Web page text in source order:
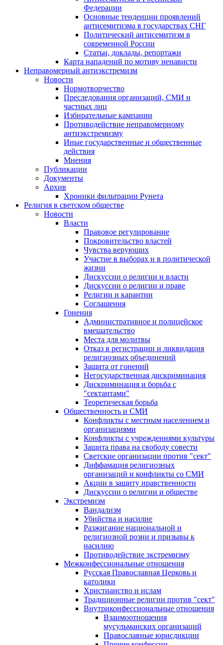
Федерации
Основные тенденции проявлений
антисемитизма в государствах СНГ
Политический антисемитизм в
современной России
Статьи, доклады, репортажи
Карта нападений по мотиву ненависти
Неправомерный антиэкстремизм
Новости
Нормотворчество
Преследования организаций, СМИ и
частных лиц
Избирательные кампании
Противодействие неправомерному
антиэкстремизму
Иные государственные и общественные
действия
Мнения
Публикации
Документы
Архив
Хроники фильтрации Рунета
Религия в светском обществе
Новости
Власти
Правовое регулирование
Покровительство властей
Чувства верующих
Участие в выборах и в политической
жизни
Дискуссии о религии и власти
Дискуссии о религии и праве
Религии и карантин
Соглашения
Гонения
Административное и полицейское
вмешательство
Места для молитвы
Отказ в регистрации и ликвидация
религиозных объединений
Защита от гонений
Негосударственная дискриминация
Дискриминация и борьба с
"сектантами"
Теоретическая борьба
Общественность и СМИ
Конфликты с местным населением и
организациями
Конфликты с учреждениями культуры
Защита права на свободу совести
Светские организации против "сект"
Диффамация религиозных
организаций и конфликты со СМИ
Акции в защиту нравственности
Дискуссии о религии и обществе
Экстремизм
Вандализм
Убийства и насилие
Разжигание национальной и
религиозной розни и призывы к
насилию
Противодействие экстремизму
Межконфессиональные отношения
Русская Православная Церковь и
католики
Христианство и ислам
Традиционные религии против "сект"
Внутриконфессиональные отношения
Взаимоотношения
мусульманских организаций
Православные юрисдикции